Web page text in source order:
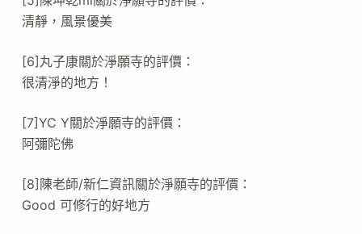
清靜，風景優美
[6]丸子康關於淨願寺的評價：
很清淨的地方！
[7]YC Y關於淨願寺的評價：
阿彌陀佛
[8]陳老師/新仁資訊關於淨願寺的評價：
Good 可修行的好地方